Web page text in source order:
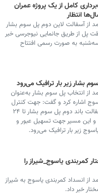
کامل از یک پروژه عمران
انتظار
از آسفالت لاین دوم پل سوم بشار
پل از طریق جانمایی نیوجرسی خبر
به صورت رسمی افتتاح
بشار زیر بار ترافیک می‌رود
از انتخاب پل سوم بشار به‌عنوان
اشاره کرد و گفت: جهت کنترل
بار ترافیکی شهر یاسوج، آسفالت باند دوم پل سوم بشار تا ۲۴
و این مسیر جهت تسهیل عبور و
زیر بار ترافیک می‌رود.
کمربندی یاسوج_شیراز را
از انسداد کمربندی یاسوج به شیراز
خبر داد.